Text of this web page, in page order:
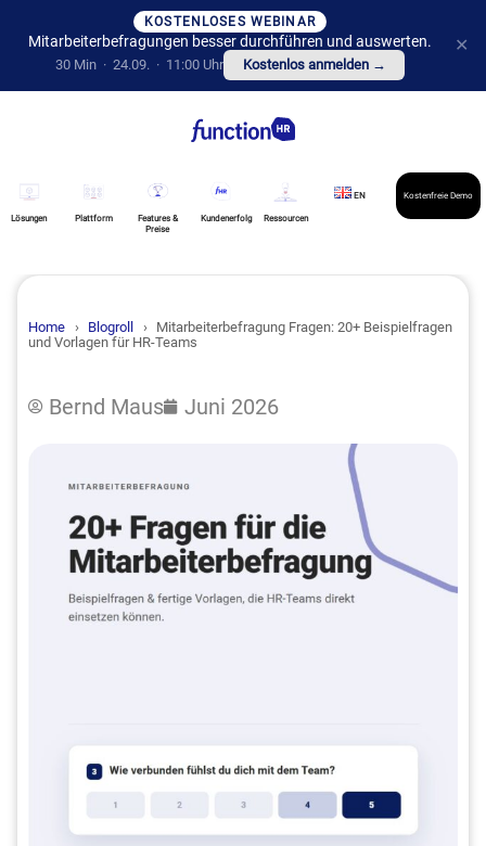
Lösungen Plattform
Features &
Preise
Kundenerfolg Ressourcen
EN Kostenfreie Demo
Home › Blogroll ›
Mitarbeiterbefragung Fragen: 20+ Beispielfragen
und Vorlagen für HR-Teams
Bernd Maus Juni 2026
KOSTENLOSES WEBINAR
Mitarbeiterbefragungen besser durchführen und auswerten.
30 Min · 24.09. · 11:00 Uhr Kostenlos anmelden →
✕